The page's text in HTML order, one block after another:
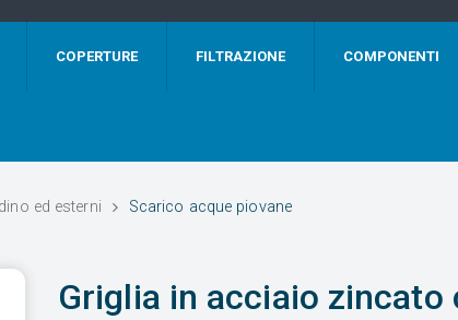
COPERTURE FILTRAZIONE COMPONENTI
ed esterni Scarico acque piovane
Griglia in acciaio zincato